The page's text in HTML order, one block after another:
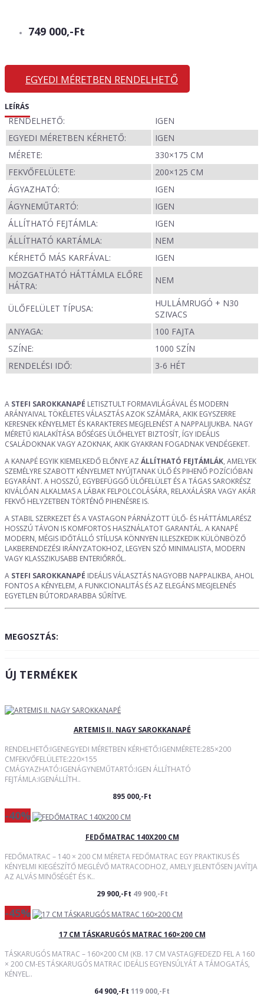
749 000,-Ft
EGYEDI MÉRETBEN RENDELHETŐ
LEÍRÁS
RENDELHETŐ:
IGEN
EGYEDI MÉRETBEN KÉRHETŐ:
IGEN
MÉRETE:
330×175 CM
FEKVŐFELÜLETE:
200×125 CM
ÁGYAZHATÓ:
IGEN
ÁGYNEMŰTARTÓ:
IGEN
ÁLLÍTHATÓ FEJTÁMLA:
IGEN
ÁLLÍTHATÓ KARTÁMLA:
NEM
KÉRHETŐ MÁS KARFÁVAL:
IGEN
MOZGATHATÓ HÁTTÁMLA ELŐRE
HÁTRA:
NEM
ÜLŐFELÜLET TÍPUSA:
HULLÁMRUGÓ + N30
SZIVACS
ANYAGA:
100 FAJTA
SZÍNE:
1000 SZÍN
RENDELÉSI IDŐ:
3-6 HÉT
A STEFI SAROKKANAPÉ LETISZTULT FORMAVILÁGÁVAL ÉS MODERN
ARÁNYAIVAL TÖKÉLETES VÁLASZTÁS AZOK SZÁMÁRA, AKIK EGYSZERRE
KERESNEK KÉNYELMET ÉS KARAKTERES MEGJELENÉST A NAPPALIJUKBA. NAGY
MÉRETŰ KIALAKÍTÁSA BŐSÉGES ÜLŐHELYET BIZTOSÍT, ÍGY IDEÁLIS
CSALÁDOKNAK VAGY AZOKNAK, AKIK GYAKRAN FOGADNAK VENDÉGEKET.
A KANAPÉ EGYIK KIEMELKEDŐ ELŐNYE AZ ÁLLÍTHATÓ FEJTÁMLÁK, AMELYEK
SZEMÉLYRE SZABOTT KÉNYELMET NYÚJTANAK ÜLŐ ÉS PIHENŐ POZÍCIÓBAN
EGYARÁNT. A HOSSZÚ, EGYBEFÜGGŐ ÜLŐFELÜLET ÉS A TÁGAS SAROKRÉSZ
KIVÁLÓAN ALKALMAS A LÁBAK FELPOLCOLÁSÁRA, RELAXÁLÁSRA VAGY AKÁR
FEKVŐ HELYZETBEN TÖRTÉNŐ PIHENÉSRE IS.
A STABIL SZERKEZET ÉS A VASTAGON PÁRNÁZOTT ÜLŐ- ÉS HÁTTÁMLARÉSZ
HOSSZÚ TÁVON IS KOMFORTOS HASZNÁLATOT GARANTÁL. A KANAPÉ
MODERN, MÉGIS IDŐTÁLLÓ STÍLUSA KÖNNYEN ILLESZKEDIK KÜLÖNBÖZŐ
LAKBERENDEZÉSI IRÁNYZATOKHOZ, LEGYEN SZÓ MINIMALISTA, MODERN
VAGY KLASSZIKUSABB ENTERIŐRRŐL.
A STEFI SAROKKANAPÉ IDEÁLIS VÁLASZTÁS NAGYOBB NAPPALIKBA, AHOL
FONTOS A KÉNYELEM, A FUNKCIONALITÁS ÉS AZ ELEGÁNS MEGJELENÉS
EGYETLEN BÚTORDARABBA SŰRÍTVE.
MEGOSZTÁS:
ÚJ TERMÉKEK
ARTEMIS II. NAGY SAROKKANAPÉ
RENDELHETŐ:IGENEGYEDI MÉRETBEN KÉRHETŐ:IGENMÉRETE:285×200
CMFEKVŐFELÜLETE:220×155
CMÁGYAZHATÓ:IGENÁGYNEMŰTARTÓ:IGEN ÁLLÍTHATÓ
FEJTÁMLA:IGENÁLLÍTH..
895 000,-Ft
-40%
FEDŐMATRAC 140X200 CM
FEDŐMATRAC – 140 × 200 CM MÉRETA FEDŐMATRAC EGY PRAKTIKUS ÉS
KÉNYELMI KIEGÉSZÍTŐ MEGLÉVŐ MATRACODHOZ, AMELY JELENTŐSEN JAVÍTJA
AZ ALVÁS MINŐSÉGÉT ÉS K..
29 900,-Ft 49 900,-Ft
-45%
17 CM TÁSKARUGÓS MATRAC 160×200 CM
TÁSKARUGÓS MATRAC – 160×200 CM (KB. 17 CM VASTAG)FEDEZD FEL A 160
× 200 CM-ES TÁSKARUGÓS MATRAC IDEÁLIS EGYENSÚLYÁT A TÁMOGATÁS,
KÉNYEL..
64 900,-Ft 119 000,-Ft